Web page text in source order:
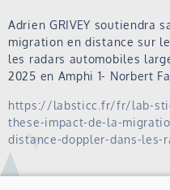
Adrien GRIVEY soutiendra
migration en distance sur
les radars automobiles
2025 en Amphi 1- Norbert
https://labsticc.fr/fr/lab-
these-impact-de-la-
distance-doppler-dans-les-